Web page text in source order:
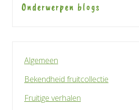
Onderwerpen blogs
Algemeen
Bekendheid fruitcollectie
Fruitige verhalen